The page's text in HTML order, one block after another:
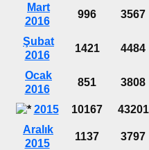
Mart
2016
996 3567
Şubat
2016
1421 4484
Ocak
2016
851 3808
2015 10167 43201
Aralık
2015
1137 3797